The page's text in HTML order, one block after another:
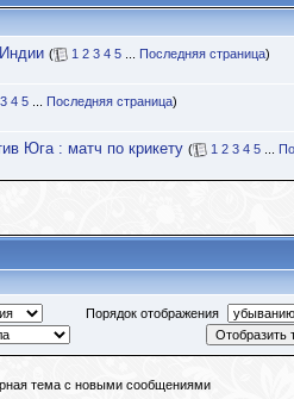
( 1 2 3 4 5 Последняя страница)
3 4 5 Последняя страница)
Юга : матч по крикету ( 1 2 3 4 5
Порядок отображения
тема с новыми сообщениями